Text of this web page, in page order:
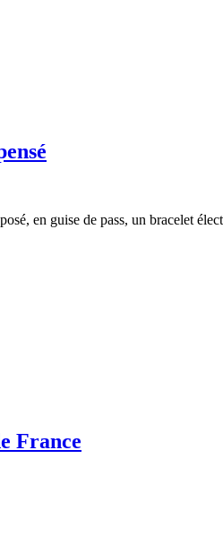
en guise de pass, un bracelet
France